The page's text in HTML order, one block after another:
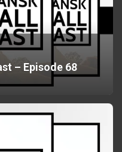
– Episode 68